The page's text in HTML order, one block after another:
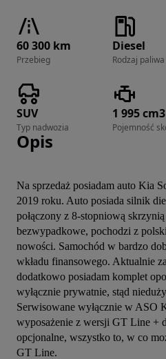
60 300 km
Przebieg
Diesel
Rodzaj paliwa
SUV
Typ nadwozia
1 995 cm3
Pojemność
Opis
Na sprzedaż posiadam auto Kia
2019 roku. Auto posiada silnik
połączony z 8-stopniową
bezwypadkowe, pochodzi z
nowości. Samochód w bardzo
wkładu finansowego. Aktualnie
dodatkowo posiadam komplet
wyłącznie prywatnie, stąd
Serwisowane wyłącznie w ASO
wyposażenie z wersji GT Line +
opcjonalne, wszystko to, w co
GT Line.